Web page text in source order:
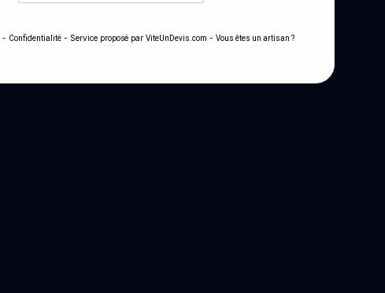
- Confidentialité - Service proposé par ViteUnDevis.com - Vous êtes un artisan ?